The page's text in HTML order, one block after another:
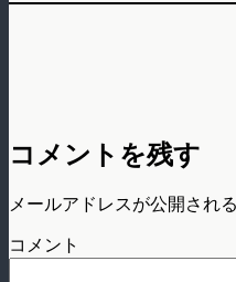
コメントを残す
メールアドレスが公開され
コメント